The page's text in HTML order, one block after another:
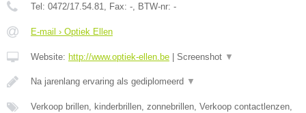
Tel: 0472/17.54.81 , Fax: - , BTW-nr: -
E-mail › Optiek Ellen
Website: http://www.optiek-ellen.be Screenshot ▼
Na jarenlang ervaring als gediplomeerd ▼
Verkoop brillen, kinderbrillen, zonnebrillen, Verkoop contactlenzen,